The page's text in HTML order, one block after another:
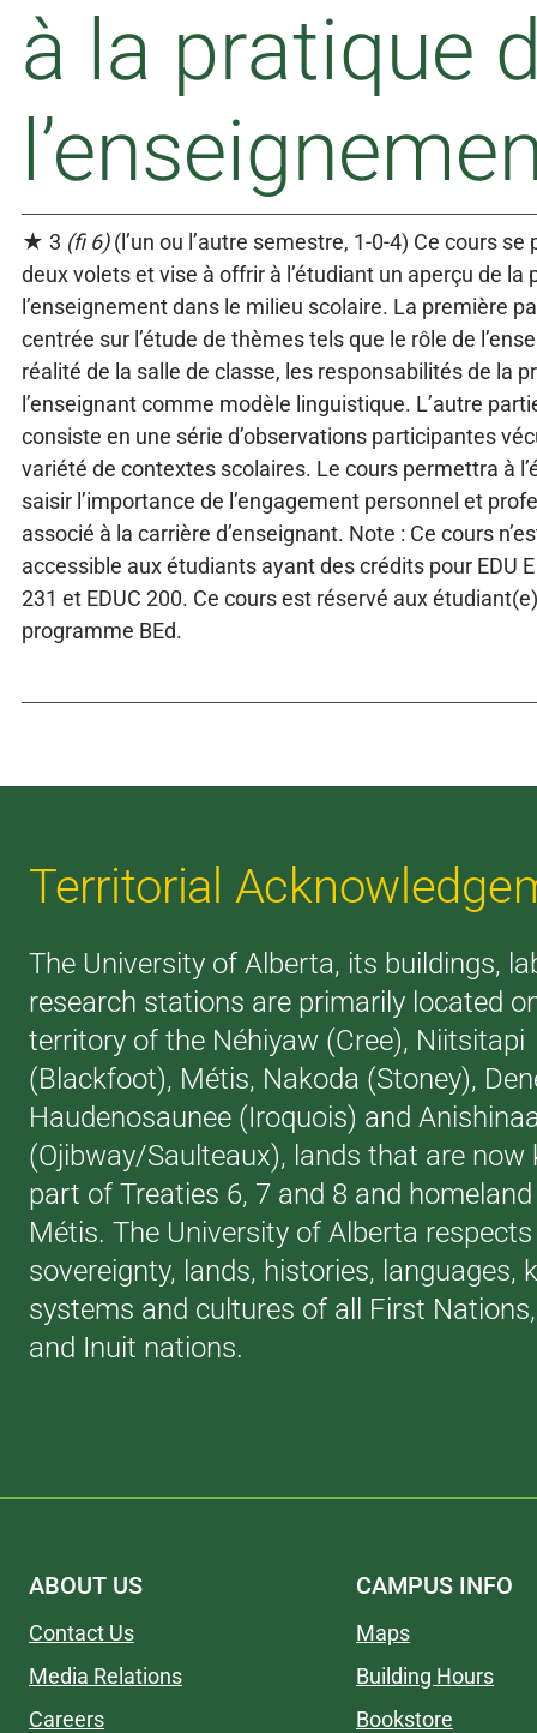
à la pratique
★ 3 (fi 6)(l’un ou l’autre semestre, 1-0-4) Ce cours se
deux volets et vise à offrir à l’étudiant un aperçu de la
l’enseignement dans le milieu scolaire. La première
centrée sur l’étude de thèmes tels que le rôle de
réalité de la salle de classe, les responsabilités de la
l’enseignant comme modèle linguistique. L’autre
consiste en une série d’observations participantes
variété de contextes scolaires. Le cours permettra à
saisir l’importance de l’engagement personnel et
associé à la carrière d’enseignant. Note : Ce cours
accessible aux étudiants ayant des crédits pour EDU E
231 et EDUC 200. Ce cours est réservé aux
programme BEd.
Territorial
The University of Alberta, its buildings,
research stations are primarily located
territory of the Néhiyaw (Cree), Niitsitapi
(Blackfoot), Métis, Nakoda (Stoney),
Haudenosaunee (Iroquois) and
(Ojibway/Saulteaux), lands that are now
part of Treaties 6, 7 and 8 and
Métis. The University of Alberta
sovereignty, lands, histories, languages,
systems and cultures of all First
and Inuit nations.
ABOUT US
Contact Us
Media Relations
Careers
CAMPUS INFO
Maps
Building Hours
Bookstore